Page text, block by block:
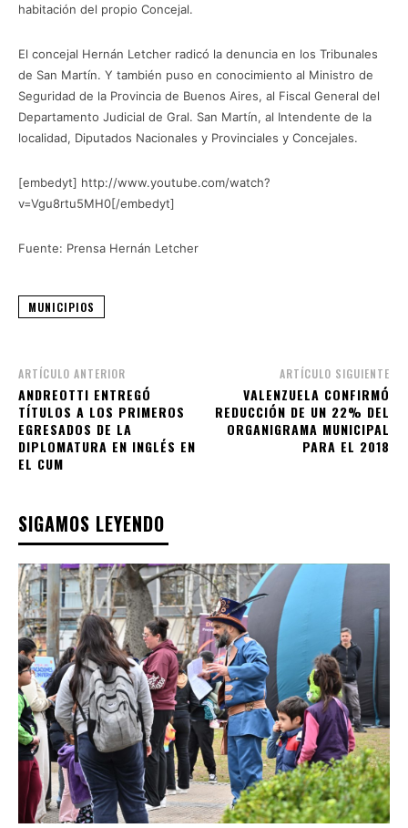
habitación del propio Concejal.
El concejal Hernán Letcher radicó la denuncia en los Tribunales
de San Martín. Y también puso en conocimiento al Ministro de
Seguridad de la Provincia de Buenos Aires, al Fiscal General del
Departamento Judicial de Gral. San Martín, al Intendente de la
localidad, Diputados Nacionales y Provinciales y Concejales.
[embedyt] http://www.youtube.com/watch?
v=Vgu8rtu5MH0[/embedyt]
Fuente: Prensa Hernán Letcher
MUNICIPIOS
ARTÍCULO ANTERIOR
ANDREOTTI ENTREGÓ
TÍTULOS A LOS PRIMEROS
EGRESADOS DE LA
DIPLOMATURA EN INGLÉS EN
EL CUM
ARTÍCULO SIGUIENTE
VALENZUELA CONFIRMÓ
REDUCCIÓN DE UN 22% DEL
ORGANIGRAMA MUNICIPAL
PARA EL 2018
SIGAMOS LEYENDO